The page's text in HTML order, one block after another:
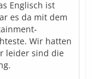
Englisch ist
es da mit dem
Wir hatten
leider sind die